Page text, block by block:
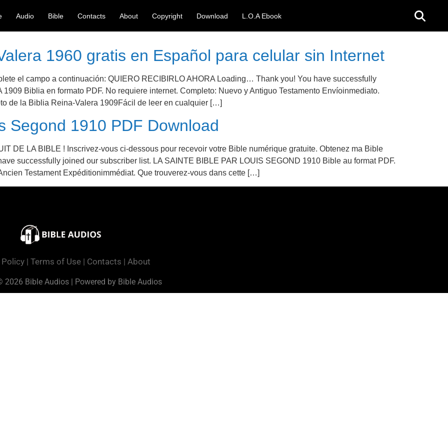
Audio Bible Contacts About Copyright Download L.O.A Ebook
1960 gratis en Español para celular sin Internet
el campo a continuación: QUIERO RECIBIRLO AHORA Loading… Thank you! You have successfully
Biblia en formato PDF. No requiere internet. Completo: Nuevo y Antiguo Testamento Envíoinmediato.
de la Biblia Reina-Valera 1909Fácil de leer en cualquier […]
Segond 1910 PDF Download
DE LA BIBLE ! Inscrivez-vous ci-dessous pour recevoir votre Bible numérique gratuite. Obtenez ma Bible
successfully joined our subscriber list. LA SAINTE BIBLE PAR LOUIS SEGOND 1910 Bible au format PDF.
Testament Expéditionimmédiat. Que trouverez-vous dans cette […]
Policy| Terms of Use| Contacts | About
2026 Bible Audios | Powered by Bible Audios